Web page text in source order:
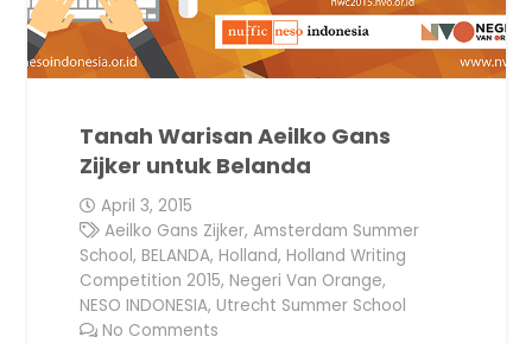
Tanah Warisan Aeilko Gans
Zijker untuk Belanda
April 3, 2015
Aeilko Gans Zijker, Amsterdam Summer
School, BELANDA, Holland, Holland Writing
Competition 2015, Negeri Van Orange,
NESO INDONESIA, Utrecht Summer School
No Comments